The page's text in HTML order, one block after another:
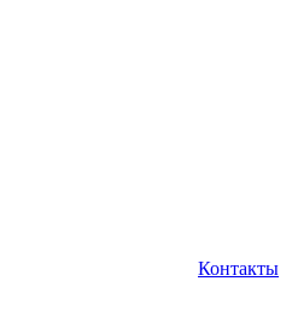
Контакты